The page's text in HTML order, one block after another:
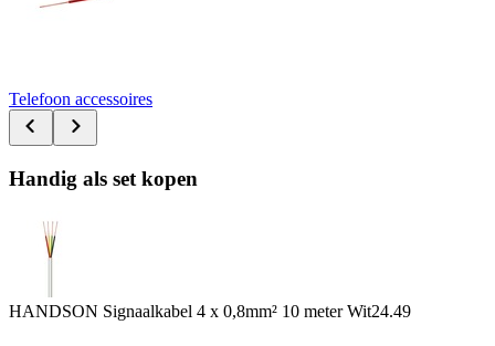
Telefoon accessoires
Handig als set kopen
HANDSON Signaalkabel 4 x 0,8mm² 10 meter Wit24.49